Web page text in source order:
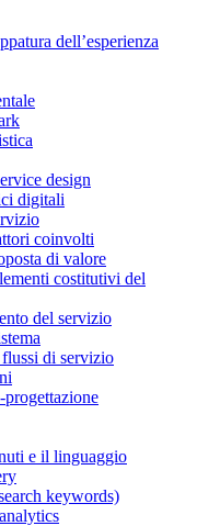
dell’esperienza
design
digitali
coinvolti
di valore
costitutivi del
del servizio
flussi di servizio
e il linguaggio
keywords)